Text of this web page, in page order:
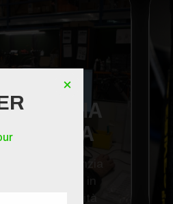
GARANZIA
INCLUSA
12 mesi di garanzia
per acquistare in
totale tranquillità
×